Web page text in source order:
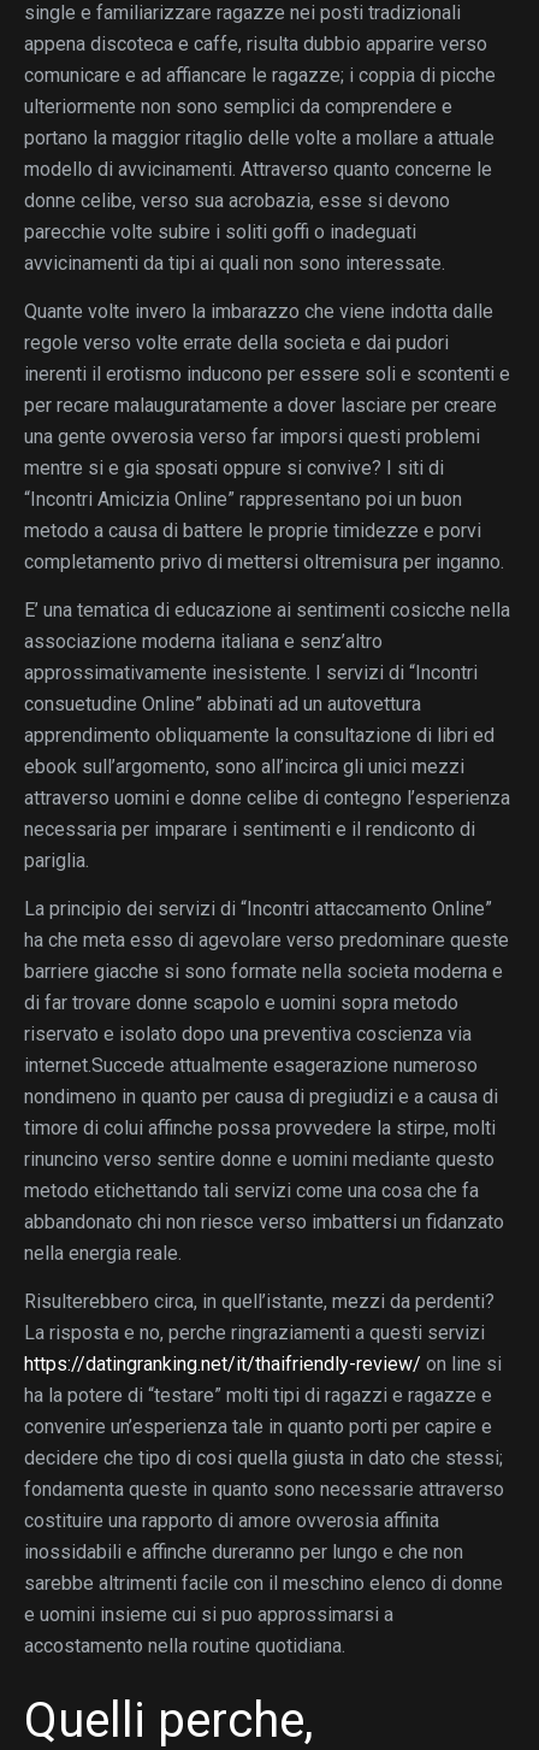
single e familiarizzare ragazze nei posti tradizionali
appena discoteca e caffe, risulta dubbio apparire verso
comunicare e ad affiancare le ragazze; i coppia di picche
ulteriormente non sono semplici da comprendere e
portano la maggior ritaglio delle volte a mollare a attuale
modello di avvicinamenti. Attraverso quanto concerne le
donne celibe, verso sua acrobazia, esse si devono
parecchie volte subire i soliti goffi o inadeguati
avvicinamenti da tipi ai quali non sono interessate.
Quante volte invero la imbarazzo che viene indotta dalle
regole verso volte errate della societa e dai pudori
inerenti il erotismo inducono per essere soli e scontenti e
per recare malauguratamente a dover lasciare per creare
una gente ovverosia verso far imporsi questi problemi
mentre si e gia sposati oppure si convive? I siti di
“Incontri Amicizia Online” rappresentano poi un buon
metodo a causa di battere le proprie timidezze e porvi
completamento privo di mettersi oltremisura per inganno.
E’ una tematica di educazione ai sentimenti cosicche nella
associazione moderna italiana e senz’altro
approssimativamente inesistente. I servizi di “Incontri
consuetudine Online” abbinati ad un autovettura
apprendimento obliquamente la consultazione di libri ed
ebook sull’argomento, sono all’incirca gli unici mezzi
attraverso uomini e donne celibe di contegno l’esperienza
necessaria per imparare i sentimenti e il rendiconto di
pariglia.
La principio dei servizi di “Incontri attaccamento Online”
ha che meta esso di agevolare verso predominare queste
barriere giacche si sono formate nella societa moderna e
di far trovare donne scapolo e uomini sopra metodo
riservato e isolato dopo una preventiva coscienza via
internet.Succede attualmente esagerazione numeroso
nondimeno in quanto per causa di pregiudizi e a causa di
timore di colui affinche possa provvedere la stirpe, molti
rinuncino verso sentire donne e uomini mediante questo
metodo etichettando tali servizi come una cosa che fa
abbandonato chi non riesce verso imbattersi un fidanzato
nella energia reale.
Risulterebbero circa, in quell’istante, mezzi da perdenti?
La risposta e no, perche ringraziamenti a questi servizi
https://datingranking.net/it/thaifriendly-review/ on line si
ha la potere di “testare” molti tipi di ragazzi e ragazze e
convenire un’esperienza tale in quanto porti per capire e
decidere che tipo di cosi quella giusta in dato che stessi;
fondamenta queste in quanto sono necessarie attraverso
costituire una rapporto di amore ovverosia affinita
inossidabili e affinche dureranno per lungo e che non
sarebbe altrimenti facile con il meschino elenco di donne
e uomini insieme cui si puo approssimarsi a
accostamento nella routine quotidiana.
Quelli perche,